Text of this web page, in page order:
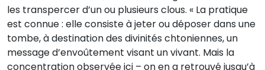
les transpercer d’un ou plusieurs clous. « La pratique
est connue : elle consiste à jeter ou déposer dans une
tombe, à destination des divinités chtoniennes, un
message d’envoûtement visant un vivant. Mais la
concentration observée ici – on en a retrouvé jusqu’à